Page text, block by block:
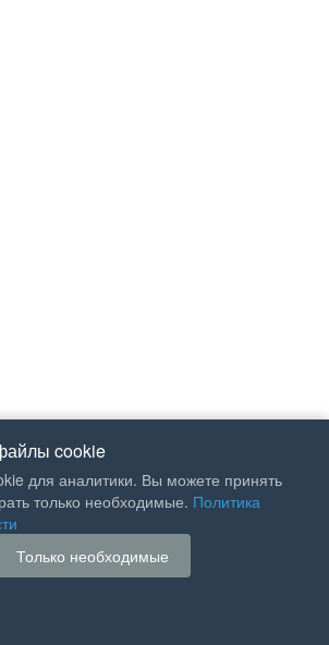
cookie
для аналитики. Вы можете принять
только необходимые. Политика
Только необходимые
Guitar Songs, you
me a coffee :)